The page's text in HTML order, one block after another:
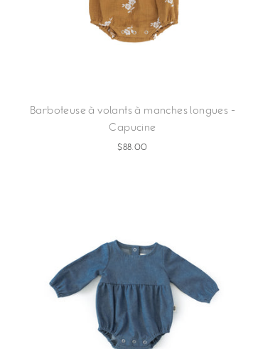
Barboteuse à volants à manches longues -
Capucine
$88.00